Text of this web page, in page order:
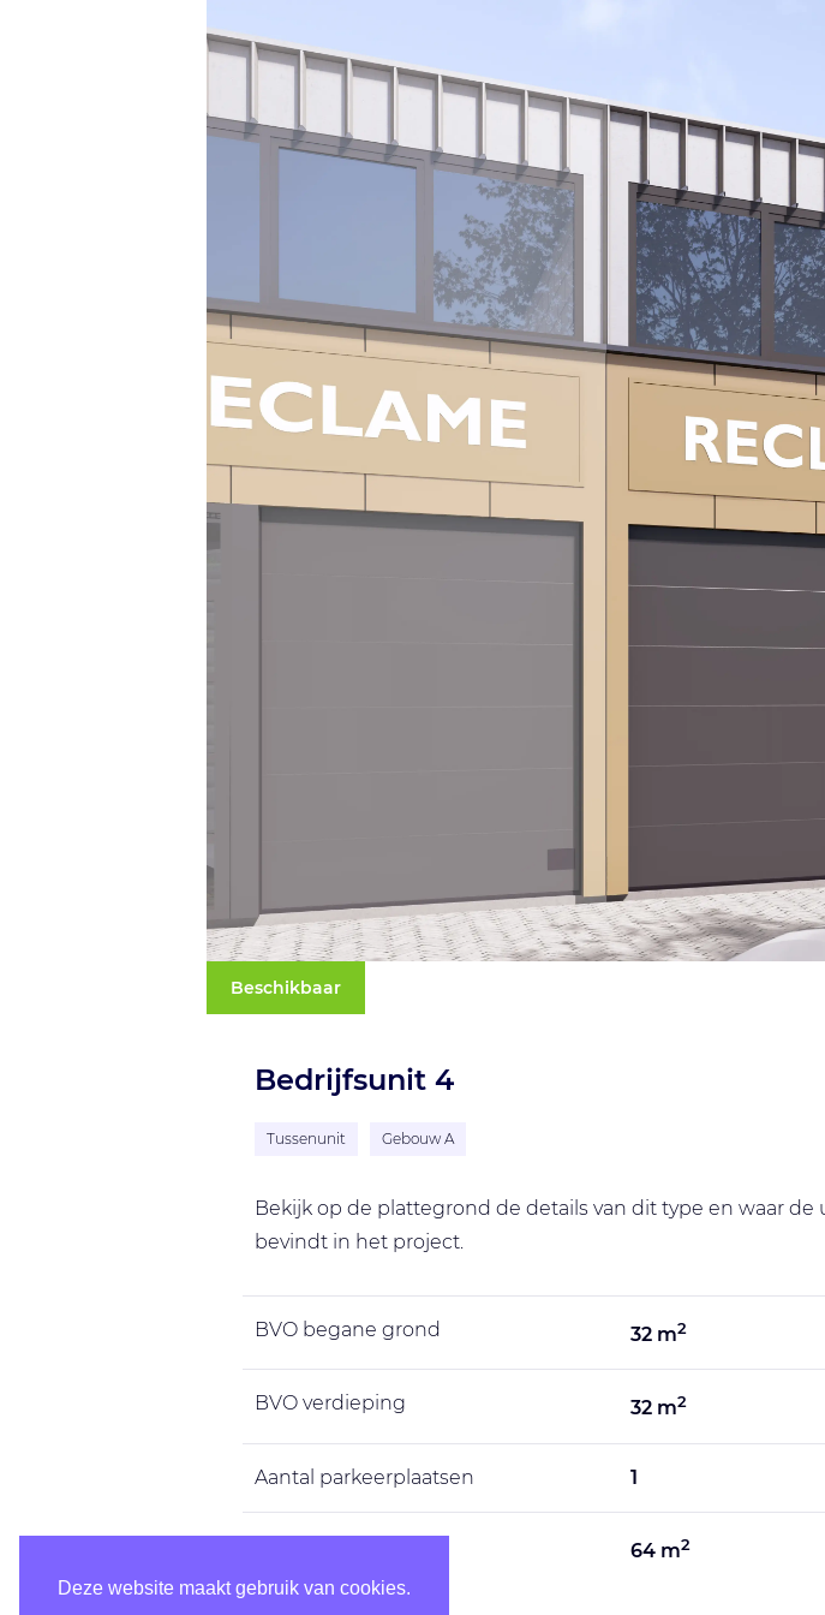
Deze website maakt gebruik van cookies.
Beschikbaar
Bedrijfsunit 4
Tussenunit Gebouw A
Bekijk op de plattegrond de details van dit type en waar de
bevindt in het project.
BVO begane grond 32 m2
BVO verdieping 32 m2
Aantal parkeerplaatsen 1
64 m2